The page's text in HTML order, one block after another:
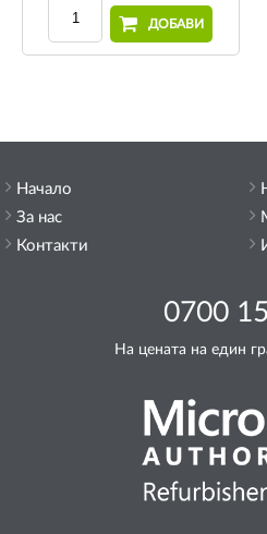
ДОБАВИ
Начало
За нас
Контакти
0700
На цената на един